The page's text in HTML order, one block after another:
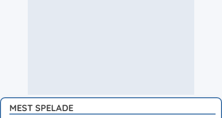
MEST SPELADE